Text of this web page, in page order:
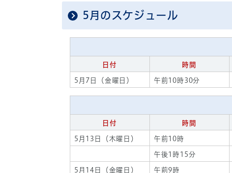
5月のスケジュール
日付 時間
5月7日（金曜日） 午前10時30分
日付 時間
5月13日（木曜日） 午前10時
午後1時15分
5月14日（金曜日） 午前9時